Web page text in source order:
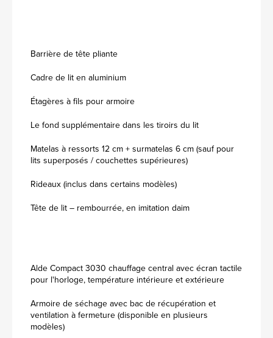
Barrière de tête pliante
Cadre de lit en aluminium
Étagères à fils pour armoire
Le fond supplémentaire dans les tiroirs du lit
Matelas à ressorts 12 cm + surmatelas 6 cm (sauf pour
lits superposés / couchettes supérieures)
Rideaux (inclus dans certains modèles)
Tête de lit – rembourrée, en imitation daim
Alde Compact 3030 chauffage central avec écran tactile
pour l'horloge, température intérieure et extérieure
Armoire de séchage avec bac de récupération et
ventilation à fermeture (disponible en plusieurs
modèles)